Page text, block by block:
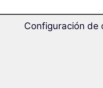
Configuración de